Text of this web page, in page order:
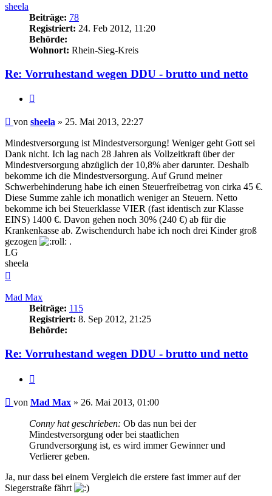
sheela
Beiträge: 78
Registriert: 24. Feb 2012, 11:20
Behörde:
Wohnort: Rhein-Sieg-Kreis
Re: Vorruhestand wegen DDU - brutto und netto
Beitrag
von sheela » 25. Mai 2013, 22:27
Mindestversorgung ist Mindestversorgung! Weniger geht Gott sei
Dank nicht. Ich lag nach 28 Jahren als Vollzeitkraft über der
Mindestversorgung abzüglich der 10,8% aber darunter. Deshalb
bekomme ich die Mindestversorgung. Auf Grund meiner
Schwerbehinderung habe ich einen Steuerfreibetrag von cirka 45 €.
Diese Summe zahle ich monatlich weniger an Steuern. Netto
bekomme ich bei Steuerklasse VIER (fast identisch zur Klasse
EINS) 1400 €. Davon gehen noch 30% (240 €) ab für die
Krankenkasse ab. Zwischendurch habe ich noch drei Kinder groß
gezogen
.
LG
sheela
Mad Max
Beiträge: 115
Registriert: 8. Sep 2012, 21:25
Behörde:
Re: Vorruhestand wegen DDU - brutto und netto
Beitrag
von Mad Max » 26. Mai 2013, 01:00
Conny hat geschrieben: Ob das nun bei der
Mindestversorgung oder bei staatlichen
Grundversorgung ist, es wird immer Gewinner und
Verlierer geben.
Ja, nur dass bei einem Vergleich die erstere fast immer auf der
Siegerstraße fährt